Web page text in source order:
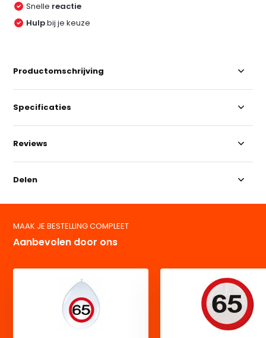
Snelle reactie
Hulpbij je keuze
Productomschrijving
Specificaties
Reviews
Delen
MAAK JE BESTELLING COMPLEET
Aanbevolen door ons